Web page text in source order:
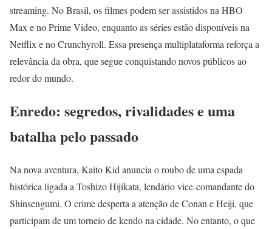
streaming. No Brasil, os filmes podem ser assistidos na HBO
Max e no Prime Video, enquanto as séries estão disponíveis na
Netflix e no Crunchyroll. Essa presença multiplataforma reforça a
relevância da obra, que segue conquistando novos públicos ao
redor do mundo.
Enredo: segredos, rivalidades e uma
batalha pelo passado
Na nova aventura, Kaito Kid anuncia o roubo de uma espada
histórica ligada a Toshizo Hijikata, lendário vice-comandante do
Shinsengumi. O crime desperta a atenção de Conan e Heiji, que
participam de um torneio de kendo na cidade. No entanto, o que